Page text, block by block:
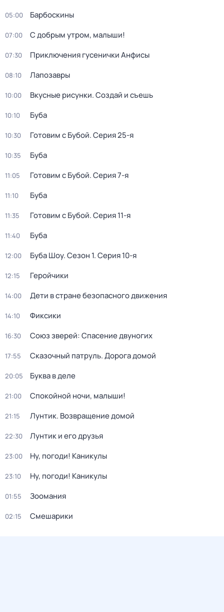
05:00 Барбоскины
07:00 С добрым утром, малыши!
07:30 Приключения гусенички Анфисы
08:10 Лапозавры
10:00 Вкусные рисунки. Создай и съешь
10:10 Буба
10:30 Готовим с Бубой. Серия 25-я
10:35 Буба
11:05 Готовим с Бубой. Серия 7-я
11:10 Буба
11:35 Готовим с Бубой. Серия 11-я
11:40 Буба
12:00 Буба Шоу. Сезон 1. Серия 10-я
12:15 Геройчики
14:00 Дети в стране безопасного движения
14:10 Фиксики
16:30 Союз зверей: Спасение двуногих
17:55 Сказочный патруль. Дорога домой
20:05 Буква в деле
21:00 Спокойной ночи, малыши!
21:15 Лунтик. Возвращение домой
22:30 Лунтик и его друзья
23:00 Ну, погоди! Каникулы
23:10 Ну, погоди! Каникулы
01:55 Зоомания
02:15 Смешарики